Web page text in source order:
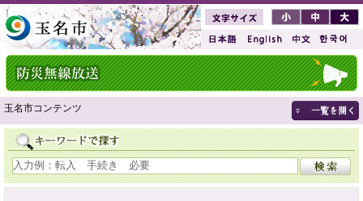
玉名市コンテンツ